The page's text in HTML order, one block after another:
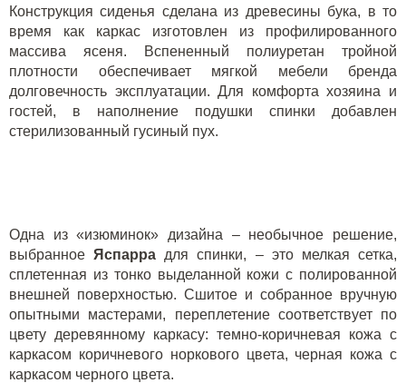
Конструкция сиденья сделана из древесины бука, в то
время как каркас изготовлен из профилированного
массива ясеня. Вспененный полиуретан тройной
плотности обеспечивает мягкой мебели бренда
долговечность эксплуатации. Для комфорта хозяина и
гостей, в наполнение подушки спинки добавлен
стерилизованный гусиный пух.
Одна из «изюминок» дизайна – необычное решение,
выбранноеЯспарра для спинки, – это мелкая сетка,
сплетенная из тонко выделанной кожи с полированной
внешней поверхностью. Сшитое и собранное вручную
опытными мастерами, переплетение соответствует по
цвету деревянному каркасу: темно-коричневая кожа с
каркасом коричневого норкового цвета, черная кожа с
каркасом черного цвета.